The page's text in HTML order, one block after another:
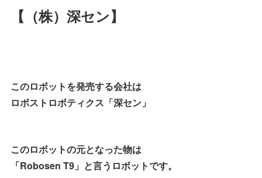
【（株）深セン】
このロボットを発売する会社は
ロボストロボティクス「深セン」
このロボットの元となった物は
「Robosen T9」と言うロボットです。